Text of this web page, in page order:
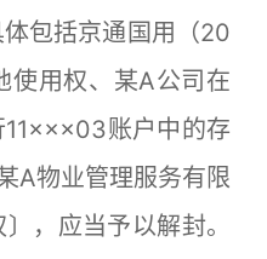
包括京通国用（20
使用权、某A公司在
账户中的存
A物业管理服务有限
，应当予以解封。